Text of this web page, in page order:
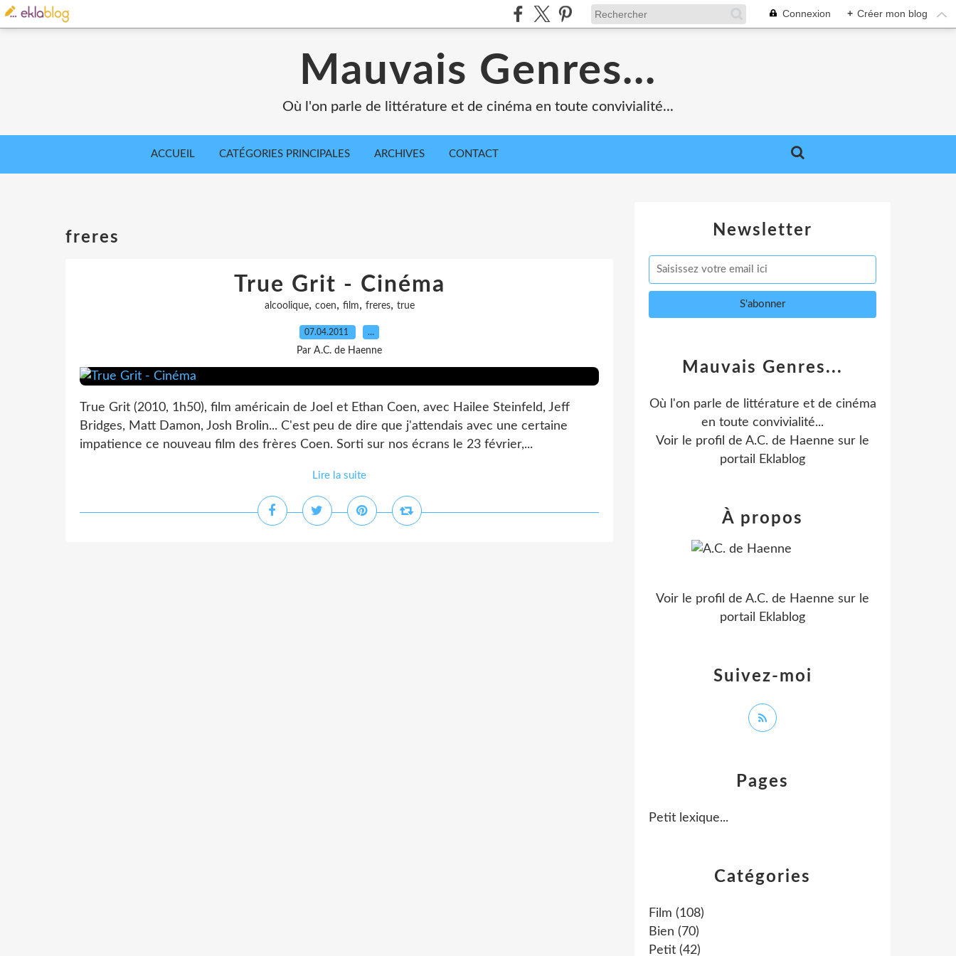
Connexion + Créer mon blog
Mauvais Genres...
Où l'on parle de littérature et de cinéma en toute convivialité...
ACCUEIL CATÉGORIES PRINCIPALES ARCHIVES CONTACT
freres
True Grit - Cinéma
alcoolique, coen, film, freres, true
07.04.2011 …
Par A.C. de Haenne
True Grit (2010, 1h50), film américain de Joel et Ethan Coen, avec Hailee Steinfeld, Jeff
Bridges, Matt Damon, Josh Brolin... C'est peu de dire que j'attendais avec une certaine
impatience ce nouveau film des frères Coen. Sorti sur nos écrans le 23 février,...
Lire la suite
Newsletter
Catégories
Film (108)
Bien (70)
Petit (42)
Pages
Petit lexique...
Mauvais Genres...
Où l'on parle de littérature et de cinéma
en toute convivialité...
Voir le profil de A.C. de Haenne sur le
portail Eklablog
Suivez-moi
À propos
Voir le profil de A.C. de Haenne sur le
portail Eklablog